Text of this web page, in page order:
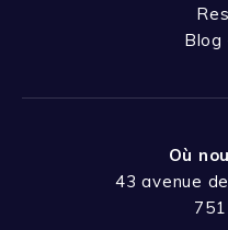
Blog
Où
43 avenue